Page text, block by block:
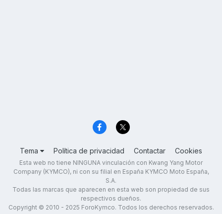
Tema Política de privacidad Contactar Cookies
Esta web no tiene NINGUNA vinculación con Kwang Yang Motor
Company (KYMCO), ni con su filial en España KYMCO Moto España,
S.A.
Todas las marcas que aparecen en esta web son propiedad de sus
respectivos dueños.
Copyright © 2010 - 2025 ForoKymco. Todos los derechos reservados.